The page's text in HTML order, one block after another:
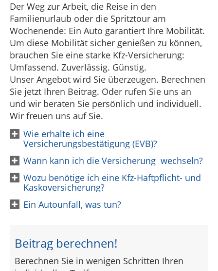
Der Weg zur Arbeit, die Reise in den
Familienurlaub oder die Spritztour am
Wochenende: Ein Auto garantiert Ihre Mobilität.
Um diese Mobilität sicher genießen zu können,
brauchen Sie eine starke Kfz-Versicherung:
Umfassend. Zuverlässig. Günstig.
Unser Angebot wird Sie überzeugen. Berechnen
Sie jetzt Ihren Beitrag. Oder rufen Sie uns an
und wir beraten Sie persönlich und individuell.
Wir freuen uns auf Sie.
Wie erhalte ich eine
Versicherungsbestätigung (EVB)?
Wann kann ich die Versicherung wechseln?
Wozu benötige ich eine Kfz-Haftpflicht- und
Kaskoversicherung?
Ein Autounfall, was tun?
Beitrag berechnen!
Berechnen Sie in wenigen Schritten Ihren